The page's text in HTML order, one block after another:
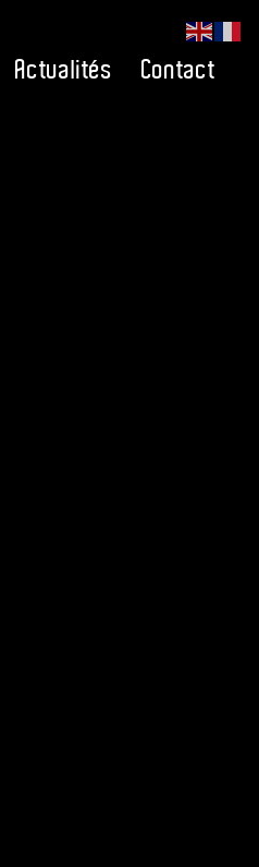
Actualités Contact